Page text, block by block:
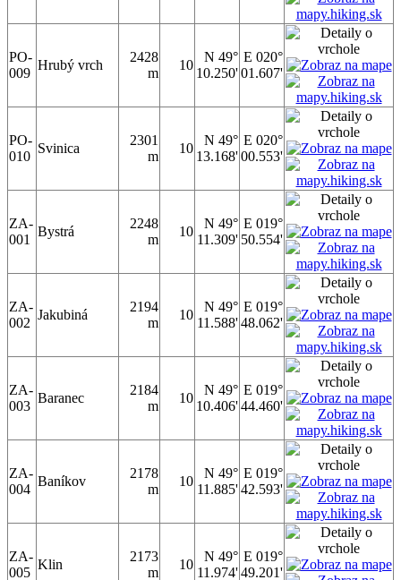
PO-
009
Hrubý vrch
2428
m
10
N 49°
10.250'
E 020°
01.607'
PO-
010
Svinica
2301
m
10
N 49°
13.168'
E 020°
00.553'
ZA-
001
Bystrá
2248
m
10
N 49°
11.309'
E 019°
50.554'
ZA-
002
Jakubiná
2194
m
10
N 49°
11.588'
E 019°
48.062'
ZA-
003
Baranec
2184
m
10
N 49°
10.406'
E 019°
44.460'
ZA-
004
Baníkov
2178
m
10
N 49°
11.885'
E 019°
42.593'
ZA-
005
Klin
2173
m
10
N 49°
11.974'
E 019°
49.201'